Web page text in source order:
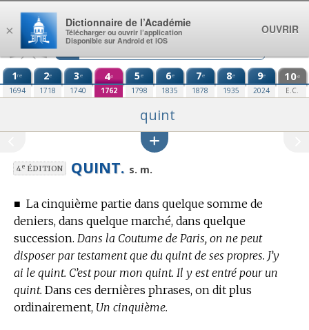
Aller au contenu
1re
1694
2e
1718
3e
1740
4e
1762
5e
1798
6e
1835
7e
1878
8e
1935
9e
2024
10e
E.C.
quint
4eÉDITION QUINT. s. m.
■ La cinquième partie dans quelque somme de
deniers, dans quelque marché, dans quelque
succession. Dans la Coutume de Paris, on ne peut
disposer par testament que du quint de ses propres. J’y
ai le quint. C’est pour mon quint. Il y est entré pour un
quint. Dans ces dernières phrases, on dit plus
ordinairement, Un cinquième.
×
Dictionnaire de l’Académie
Télécharger ou ouvrir l’application
Disponible sur Android et iOS
OUVRIR